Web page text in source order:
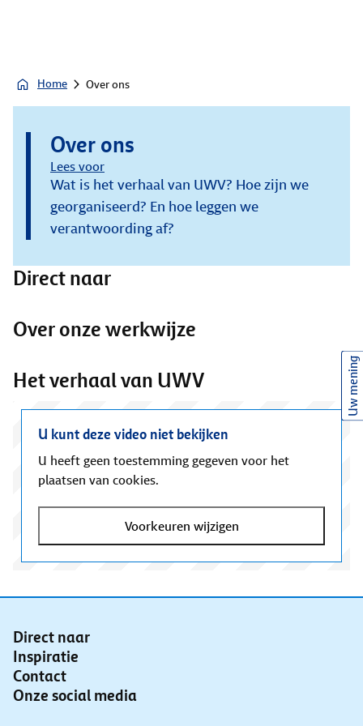
Home Over ons
Over ons
Lees voor
Wat is het verhaal van UWV? Hoe zijn we
georganiseerd? En hoe leggen we
verantwoording af?
Direct naar
Over onze werkwijze
Het verhaal van UWV
U kunt deze video niet bekijken
U heeft geen toestemming gegeven voor het
plaatsen van cookies.
Voorkeuren wijzigen
Direct naar
Inspiratie
Contact
Onze social media
Uw mening